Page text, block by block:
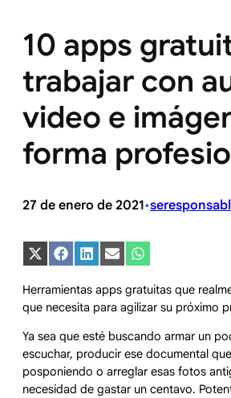
10 apps
trabajar con
video e
forma
27 de enero de 2021•
Compartir
en
(Twitter)
Compartir
en
Compartir
en
Compartir
en
Compartir
en
Herramientas apps gratuitas que
que necesita para agilizar su próximo
Ya sea que esté buscando armar un
escuchar, producir ese documental
posponiendo o arreglar esas fotos
necesidad de gastar un centavo.